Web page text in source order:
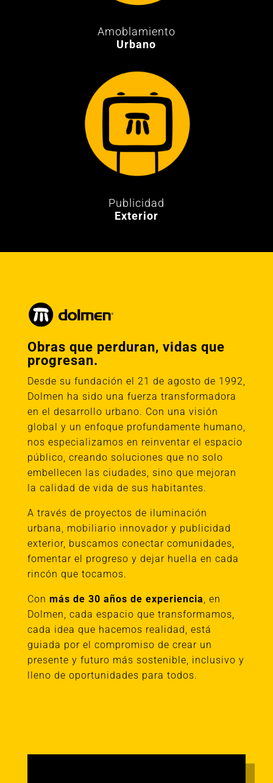
Amoblamiento
Urbano
Publicidad
Exterior
Obras que perduran, vidas que
progresan.
Desde su fundación el 21 de agosto de 1992,
Dolmen ha sido una fuerza transformadora
en el desarrollo urbano. Con una visión
global y un enfoque profundamente humano,
nos especializamos en reinventar el espacio
público, creando soluciones que no solo
embellecen las ciudades, sino que mejoran
la calidad de vida de sus habitantes.
A través de proyectos de iluminación
urbana, mobiliario innovador y publicidad
exterior, buscamos conectar comunidades,
fomentar el progreso y dejar huella en cada
rincón que tocamos.
Con más de 30 años de experiencia, en
Dolmen, cada espacio que transformamos,
cada idea que hacemos realidad, está
guiada por el compromiso de crear un
presente y futuro más sostenible, inclusivo y
lleno de oportunidades para todos.